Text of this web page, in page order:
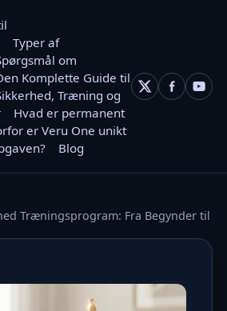
Typer af
om
Komplette Guide til
Træning og
Hvad er permanent
er Veru One unikt
Blog
Træningsprogram: Fra Begynder til